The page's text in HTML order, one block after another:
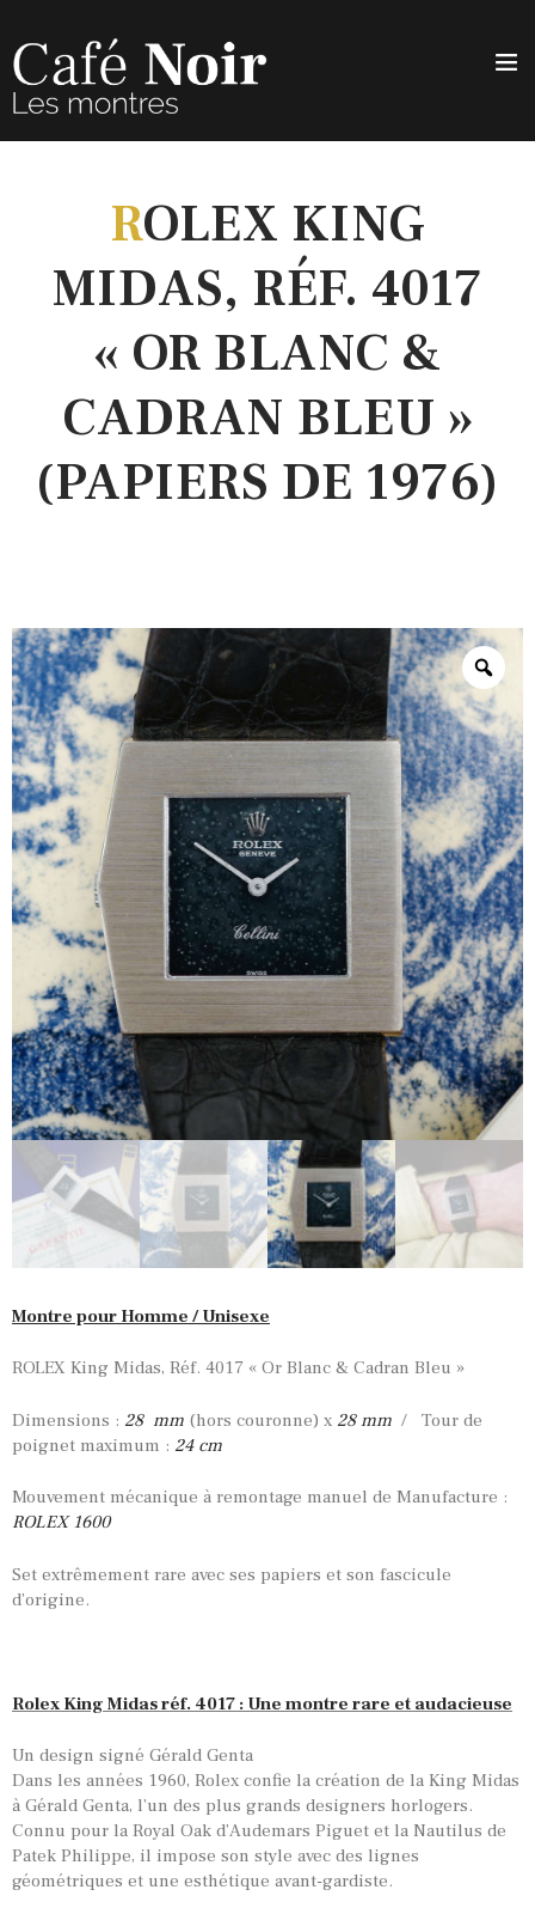
ROLEX KING
MIDAS, RÉF. 4017
« OR BLANC &
CADRAN BLEU »
(PAPIERS DE 1976)
Montre pour Homme / Unisexe
ROLEX King Midas, Réf. 4017 « Or Blanc & Cadran Bleu »
Dimensions : 28 mm (hors couronne) x 28 mm / Tour de
poignet maximum : 24 cm
Mouvement mécanique à remontage manuel de Manufacture :
ROLEX 1600
Set extrêmement rare avec ses papiers et son fascicule
d’origine.
Rolex King Midas réf. 4017 : Une montre rare et audacieuse
Un design signé Gérald Genta
Dans les années 1960, Rolex confie la création de la King Midas
à Gérald Genta, l’un des plus grands designers horlogers.
Connu pour la Royal Oak d’Audemars Piguet et la Nautilus de
Patek Philippe, il impose son style avec des lignes
géométriques et une esthétique avant-gardiste.